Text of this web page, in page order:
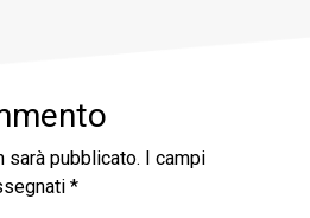
sarà pubblicato.
I campi
*